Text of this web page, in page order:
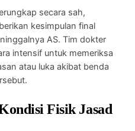
secara sah,
kesimpulan final
AS. Tim dokter
intensif untuk memeriksa
atau luka akibat benda
Fisik Jasad